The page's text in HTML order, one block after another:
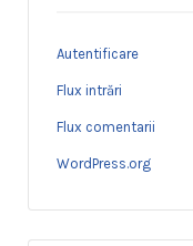
Autentificare
Flux intrări
Flux comentarii
WordPress.org